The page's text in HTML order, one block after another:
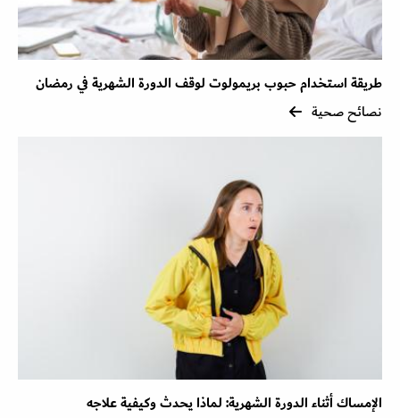
طريقة استخدام حبوب بريمولوت لوقف الدورة الشهرية في رمضان
نصائح صحية
الإمساك أثناء الدورة الشهرية: لماذا يحدث وكيفية علاجه